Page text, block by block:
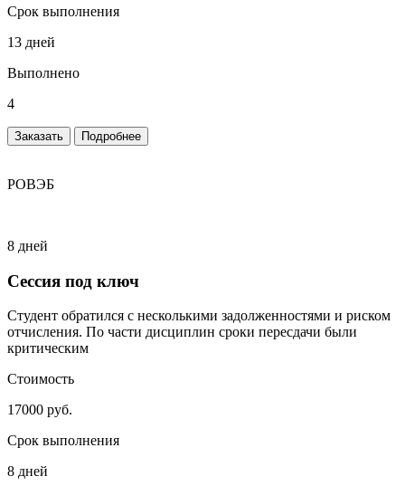
Срок выполнения
13 дней
Выполнено
4
Заказать Подробнее
РОВЭБ
8 дней
Сессия под ключ
Студент обратился с несколькими задолженностями и риском
отчисления. По части дисциплин сроки пересдачи были
критическим
Стоимость
17000 руб.
Срок выполнения
8 дней